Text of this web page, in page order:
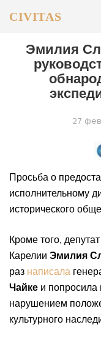
CIVITAS
ОБЩЕСТВО
Эмилия
27
Просьба о
исполнительному
исторического
Кроме того,
Карелии Эмилия
раз написала
Чайке и попросила
нарушением
культурного